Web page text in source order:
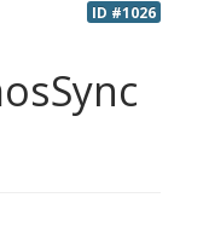
ID #1026